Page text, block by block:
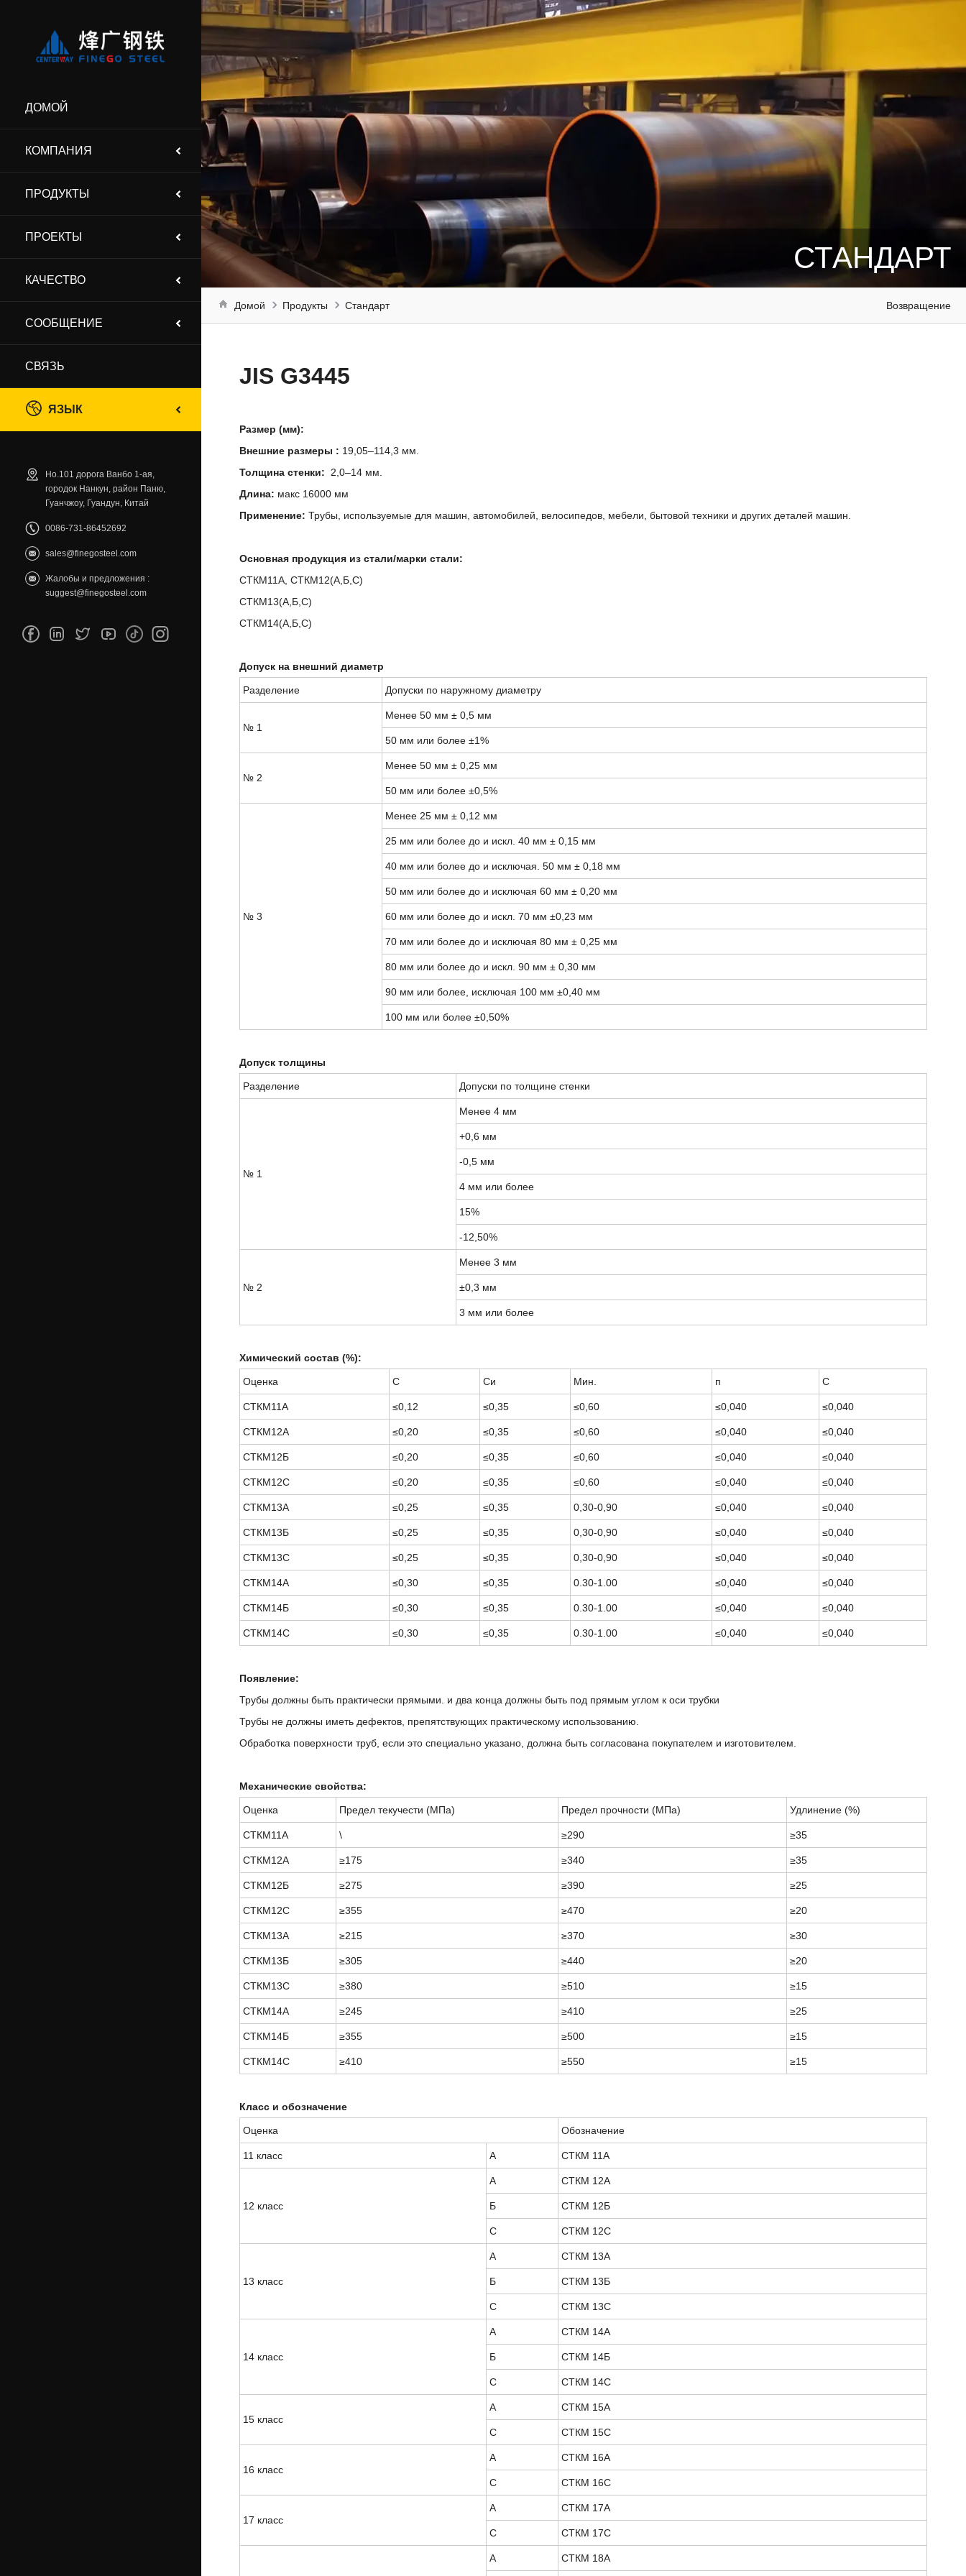
ДОМОЙ
КОМПАНИЯ
ПРОДУКТЫ
ПРОЕКТЫ
КАЧЕСТВО
СООБЩЕНИЕ
СВЯЗЬ
ЯЗЫК
Но.101 дорога Ванбо 1-ая,
городок Нанкун, район Паню,
Гуанчжоу, Гуандун, Китай
0086-731-86452692
sales@finegosteel.com
Жалобы и предложения :
suggest@finegosteel.com
СТАНДАРТ
Возвращение
Домой Продукты Стандарт
JIS G3445
Размер (мм):
Внешние размеры : 19,05–114,3 мм.
Толщина стенки:
2,0–14 мм.
Длина: макс 16000 мм
Применение: Трубы, используемые для машин, автомобилей, велосипедов, мебели, бытовой техники и других деталей машин.
Основная продукция из стали/марки стали:
СТКМ11А, СТКМ12(А,Б,С)
СТКМ13(А,Б,С)
СТКМ14(А,Б,С)
Допуск на внешний диаметр
Разделение Допуски по наружному диаметру
№ 1
Менее 50 мм ± 0,5 мм
50 мм или более ±1%
№ 2
Менее 50 мм ± 0,25 мм
50 мм или более ±0,5%
№ 3
Менее 25 мм ± 0,12 мм
25 мм или более до и искл.40 мм ± 0,15 мм
40 мм или более до и исключая.50 мм ± 0,18 мм
50 мм или более до и исключая60 мм ± 0,20 мм
60 мм или более до и искл.70 мм ±0,23 мм
70 мм или более до и исключая80 мм ± 0,25 мм
80 мм или более до и искл.90 мм ± 0,30 мм
90 мм или более, исключая 100 мм ±0,40 мм
100 мм или более ±0,50%
Допуск толщины
Разделение Допуски по толщине стенки
№ 1
Менее 4 мм
+0,6 мм
-0,5 мм
4 мм или более
15%
-12,50%
№ 2
Менее 3 мм
±0,3 мм
3 мм или более
Химический состав (%):
Оценка С Си Мин. п С
СТКМ11А ≤0,12 ≤0,35 ≤0,60 ≤0,040 ≤0,040
СТКМ12А ≤0,20 ≤0,35 ≤0,60 ≤0,040 ≤0,040
СТКМ12Б ≤0,20 ≤0,35 ≤0,60 ≤0,040 ≤0,040
СТКМ12С ≤0,20 ≤0,35 ≤0,60 ≤0,040 ≤0,040
СТКМ13А ≤0,25 ≤0,35 0,30-0,90 ≤0,040 ≤0,040
СТКМ13Б ≤0,25 ≤0,35 0,30-0,90 ≤0,040 ≤0,040
СТКМ13С ≤0,25 ≤0,35 0,30-0,90 ≤0,040 ≤0,040
СТКМ14А ≤0,30 ≤0,35 0.30-1.00 ≤0,040 ≤0,040
СТКМ14Б ≤0,30 ≤0,35 0.30-1.00 ≤0,040 ≤0,040
СТКМ14С ≤0,30 ≤0,35 0.30-1.00 ≤0,040 ≤0,040
Появление:
Трубы должны быть практически прямыми. и два конца должны быть под прямым углом к ​​оси трубки
Трубы не должны иметь дефектов, препятствующих практическому использованию.
Обработка поверхности труб, если это специально указано, должна быть согласована покупателем и изготовителем.
Механические свойства:
Оценка Предел текучести (МПа) Предел прочности (МПа) Удлинение (%)
СТКМ11А \ ≥290 ≥35
СТКМ12А ≥175 ≥340 ≥35
СТКМ12Б ≥275 ≥390 ≥25
СТКМ12С ≥355 ≥470 ≥20
СТКМ13А ≥215 ≥370 ≥30
СТКМ13Б ≥305 ≥440 ≥20
СТКМ13С ≥380 ≥510 ≥15
СТКМ14А ≥245 ≥410 ≥25
СТКМ14Б ≥355 ≥500 ≥15
СТКМ14С ≥410 ≥550 ≥15
Класс и обозначение
Оценка Обозначение
11 класс А СТКМ 11А
12 класс
А СТКМ 12А
Б СТКМ 12Б
С СТКМ 12С
13 класс
А СТКМ 13А
Б СТКМ 13Б
С СТКМ 13С
14 класс
А СТКМ 14А
Б СТКМ 14Б
С СТКМ 14С
15 класс
А СТКМ 15А
С СТКМ 15С
16 класс
А СТКМ 16А
С СТКМ 16С
17 класс
А СТКМ 17А
С СТКМ 17С
А СТКМ 18А